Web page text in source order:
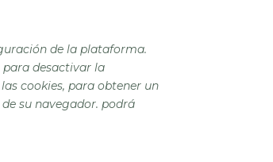
de la plataforma.
para desactivar la
cookies, para obtener un
su navegador. podrá